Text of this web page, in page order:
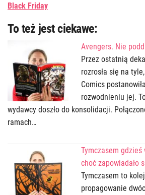
Black Friday
To też jest ciekawe:
Avengers. Nie
Przez ostatnią
rozrosła się na
Comics
rozwodnieniu jej.
wydawcy doszło do konsolidacji.
ramach…
Tymczasem gdzieś
choć zapowiadało
Tymczasem to
propagowanie